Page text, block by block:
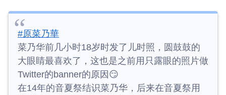
#原菜乃華
菜乃华前几小时18岁时发了儿时照，圆鼓鼓的
大眼睛最喜欢了，这也是之前用只露眼的照片做
Twitter的banner的原因😏
在14年的音夏祭结识菜乃华，后来在音夏祭用